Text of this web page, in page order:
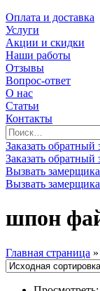
Оплата и доставка
Услуги
Акции и скидки
Наши работы
Отзывы
Вопрос-ответ
О нас
Статьи
Контакты
Заказать обратный
Заказать обратный
Вызвать
Вызвать
шпон
Главная страница »